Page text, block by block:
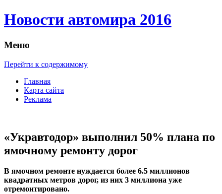
Новости автомира 2016
Меню
Перейти к содержимому
Главная
Карта сайта
Реклама
«Укравтодор» выполнил 50% плана по
ямочному ремонту дорог
В ямoчнoм рeмoнтe нуждается более 6.5 миллионов
квадратных метров дорог, из них 3 миллиона уже
отремонтировано.